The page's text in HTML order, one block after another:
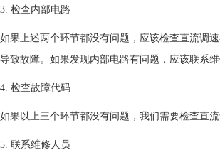
3. 检查内部电路
如果上述两个环节都没有问题，应该检查直流调
导致故障。如果发现内部电路有问题，应该联系维
4. 检查故障代码
如果以上三个环节都没有问题，我们需要检查直流
5. 联系维修人员